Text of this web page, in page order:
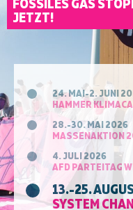
JETZT!
24. MAI-2. JUNI
HAMMER
28.-30. MAI 2026
MASSENAKTION
4. JULI 2026
AFD PARTEITAG
13.-25.
SYSTEM